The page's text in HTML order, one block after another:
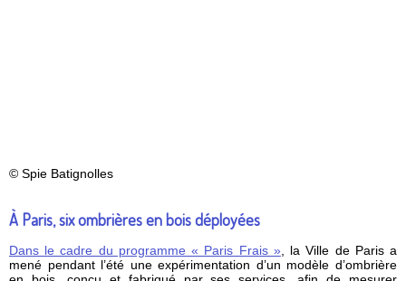
© Spie Batignolles
À Paris, six ombrières en bois déployées
Dans le cadre du programme « Paris Frais », la Ville de Paris a
mené pendant l’été une expérimentation d’un modèle d’ombrière